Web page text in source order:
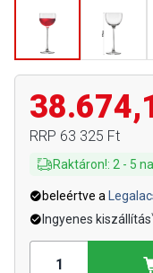
RRP 63 325 Ft
Raktáron!: 2 - 5
beleértve a
Ingyenes kiszállítás